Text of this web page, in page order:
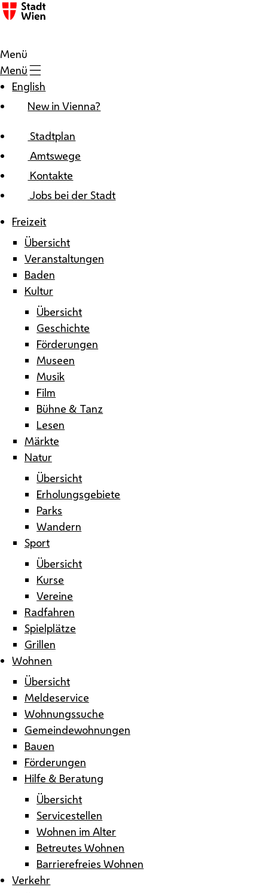
Zum Inhalt
Menü
Menü
English
New in Vienna?
Stadtplan
Amtswege
Kontakte
Jobs bei der Stadt
Freizeit
Übersicht
Veranstaltungen
Baden
Kultur
Übersicht
Geschichte
Förderungen
Museen
Musik
Film
Bühne & Tanz
Lesen
Märkte
Natur
Übersicht
Erholungsgebiete
Parks
Wandern
Sport
Übersicht
Kurse
Vereine
Radfahren
Spielplätze
Grillen
Wohnen
Übersicht
Meldeservice
Wohnungssuche
Gemeindewohnungen
Bauen
Förderungen
Hilfe & Beratung
Übersicht
Servicestellen
Wohnen im Alter
Betreutes Wohnen
Barrierefreies Wohnen
Verkehr